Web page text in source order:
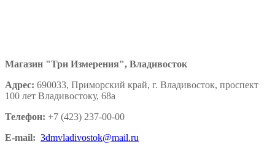
Магазин "Три Измерения", Владивосток
Адрес: 690033, Приморский край, г. Владивосток, проспект
100 лет Владивостоку, 68а
Телефон: +7 (423) 237-00-00
E-mail: 3dmvladivostok@mail.ru